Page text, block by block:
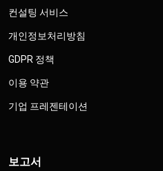
컨설팅 서비스
개인정보처리방침
GDPR 정책
이용 약관
기업 프레젠테이션
보고서